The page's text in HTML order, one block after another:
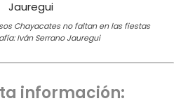
Chayacates no faltan en las fiestas
Iván Serrano Jauregui
información: